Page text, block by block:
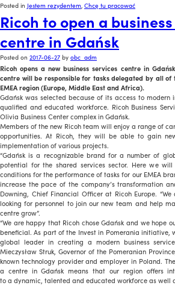
Posted in Jestem rezydentem, Chcę tu pracować
Ricoh to open a
centre in Gdańsk
Posted on 2017-06-27 by obc_adm
Ricoh opens a new business services centre in
centre will be responsible for tasks delegated by all of
EMEA region (Europe, Middle East and Africa).
Gdańsk was selected because of its access to
qualified and educated workforce. Ricoh Business
Olivia Business Center complex in Gdańsk.
Members of the new Ricoh team will enjoy a range of
opportunities. At Ricoh, they will be able to gain
implementation of various projects.
“Gdańsk is a recognizable brand for a number of
potential for the shared services sector. Here we
conditions for the performance of tasks for our EMEA
increase the pace of the company’s transformation
Downing, Chief Financial Officer at Ricoh Europe.
looking for personnel to join our new team and help
centre grow”.
“We are happy that Ricoh chose Gdańsk and we hope
beneficial. As part of the Invest in Pomerania initiative,
global leader in creating a modern business
Mieczysław Struk, Governor of the Pomeranian
known technology provider and employer in Poland.
a centre in Gdańsk means that our region offers
to a dynamic, talented and educated workforce as well